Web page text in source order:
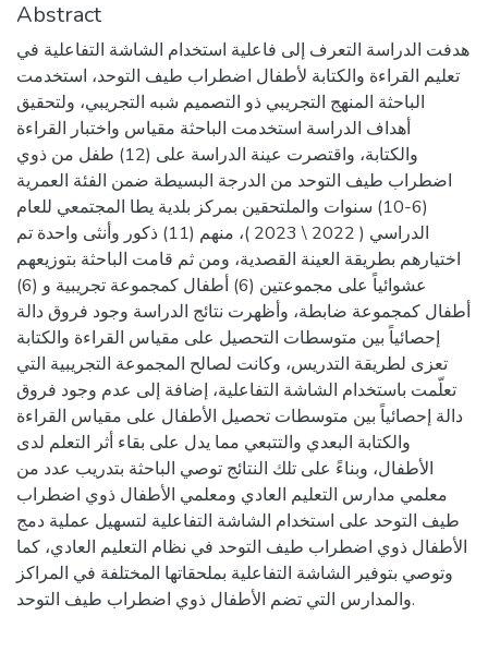
Abstract
هدفت الدراسة التعرف إلى فاعلية استخدام الشاشة التفاعلية في
تعليم القراءة والكتابة لأطفال اضطراب طيف التوحد، استخدمت
الباحثة المنهج التجريبي ذو التصميم شبه التجريبي، ولتحقيق
أهداف الدراسة استخدمت الباحثة مقياس واختبار القراءة
والكتابة، واقتصرت عينة الدراسة على (12) طفل من ذوي
اضطراب طيف التوحد من الدرجة البسيطة ضمن الفئة العمرية
(6-10) سنوات والملتحقين بمركز بلدية يطا المجتمعي للعام
الدراسي ( 2022 \ 2023 )، منهم (11) ذكور وأنثى واحدة تم
اختيارهم بطريقة العينة القصدية، ومن ثم قامت الباحثة بتوزيعهم
عشوائياً على مجموعتين (6) أطفال كمجموعة تجريبية و (6)
أطفال كمجموعة ضابطة، وأظهرت نتائج الدراسة وجود فروق دالة
إحصائياً بين متوسطات التحصيل على مقياس القراءة والكتابة
تعزى لطريقة التدريس، وكانت لصالح المجموعة التجريبية التي
تعلّمت باستخدام الشاشة التفاعلية، إضافة إلى عدم وجود فروق
دالة إحصائياً بين متوسطات تحصيل الأطفال على مقياس القراءة
والكتابة البعدي والتتبعي مما يدل على بقاء أثر التعلم لدى
الأطفال، وبناءً على تلك النتائج توصي الباحثة بتدريب عدد من
معلمي مدارس التعليم العادي ومعلمي الأطفال ذوي اضطراب
طيف التوحد على استخدام الشاشة التفاعلية لتسهيل عملية دمج
الأطفال ذوي اضطراب طيف التوحد في نظام التعليم العادي، كما
وتوصي بتوفير الشاشة التفاعلية بملحقاتها المختلفة في المراكز
والمدارس التي تضم الأطفال ذوي اضطراب طيف التوحد.